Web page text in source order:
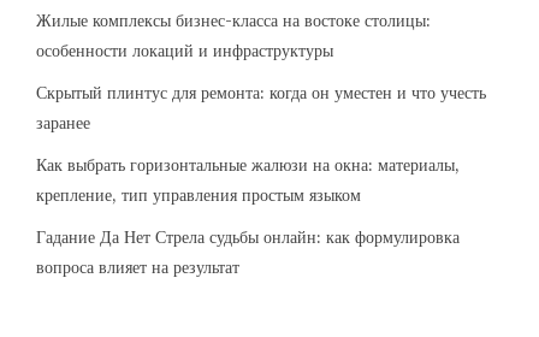
Жилые комплексы бизнес-класса на востоке столицы:
особенности локаций и инфраструктуры
Скрытый плинтус для ремонта: когда он уместен и что учесть
заранее
Как выбрать горизонтальные жалюзи на окна: материалы,
крепление, тип управления простым языком
Гадание Да Нет Стрела судьбы онлайн: как формулировка
вопроса влияет на результат